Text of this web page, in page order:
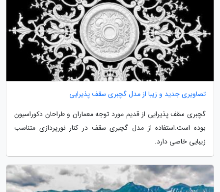
تصاویری جدید و زیبا از مدل گچبری سقف پذیرایی
گچبری سقف پذیرایی از قدیم مورد توجه معماران و طراحان دکوراسیون
بوده است.استفاده از مدل گچبری سقف در کنار نورپردازی متناسب
زیبایی خاصی دارد.